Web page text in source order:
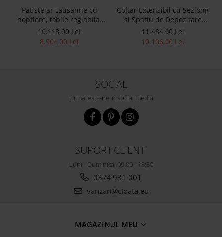
Pat stejar Lausanne cu
noptiere, tablie reglabila,
lemn masiv, stil
contemporan,
10.118,00 Lei
8.904,00 Lei
Coltar Extensibil cu Sezlong
si Spatiu de Depozitare
Esse Personalizabil 309cm
Stil Contemporan Cadru
11.484,00 Lei
10.106,00 Lei
SOCIAL
Urmareste-ne in social media
SUPORT CLIENTI
Luni - Duminica, 09:00 - 18:30
0374 931 001
vanzari@cioata.eu
MAGAZINUL MEU